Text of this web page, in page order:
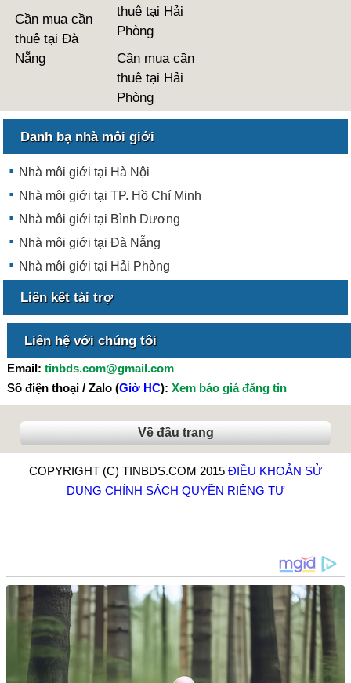
Cần mua cần
thuê tại Đà
Nẵng
thuê tại Hải
Phòng
Cần mua cần
thuê tại Hải
Phòng
Danh bạ nhà môi giới
Nhà môi giới tại Hà Nội
Nhà môi giới tại TP. Hồ Chí Minh
Nhà môi giới tại Bình Dương
Nhà môi giới tại Đà Nẵng
Nhà môi giới tại Hải Phòng
Liên kết tài trợ
Liên hệ với chúng tôi
Email: tinbds.com@gmail.com
Số điện thoại / Zalo (Giờ HC): Xem báo giá đăng tin
Về đầu trang
COPYRIGHT (C) TINBDS.COM 2015 ĐIỀU KHOẢN SỬ
DỤNG CHÍNH SÁCH QUYỀN RIÊNG TƯ